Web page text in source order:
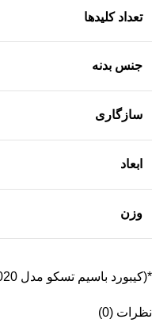
تعداد کلیدها
جنس بدنه
سازگاری
ابعاد
وزن
*(کیبورد باسیم تسکو مدل TK 8020 )*
نظرات (0)